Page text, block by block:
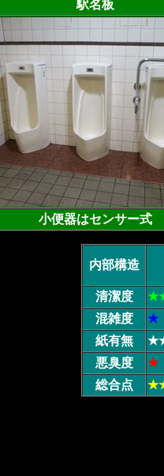
駅名板
小便器はセンサー式
内部構造
清潔度
混雑度
★
紙有無
悪臭度
★
総合点